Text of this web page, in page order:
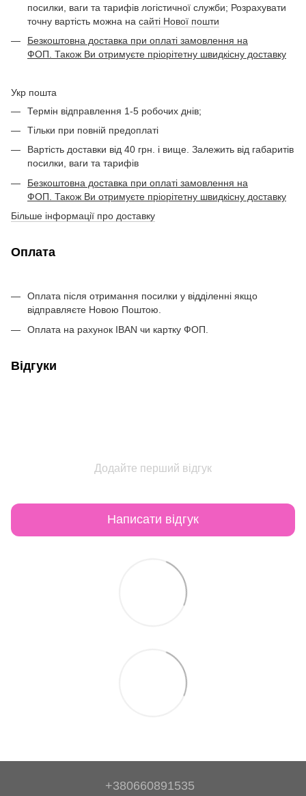
посилки, ваги та тарифів логістичної служби; Розрахувати
точну вартість можна на сайті Нової пошти
Безкоштовна доставка при оплаті замовлення на
ФОП. Також Ви отримуєте пріорітетну швидкісну доставку
Укр пошта
Термін відправлення 1-5 робочих днів;
Тільки при повній предоплаті
Вартість доставки від 40 грн. і вище. Залежить від габаритів
посилки, ваги та тарифів
Безкоштовна доставка при оплаті замовлення на
ФОП. Також Ви отримуєте пріорітетну швидкісну доставку
Більше інформації про доставку
Оплата
Оплата після отримання посилки у відділенні якщо
відправляєте Новою Поштою.
Оплата на рахунок IBAN чи картку ФОП.
Відгуки
Додайте перший відгук
Написати відгук
+380660891535